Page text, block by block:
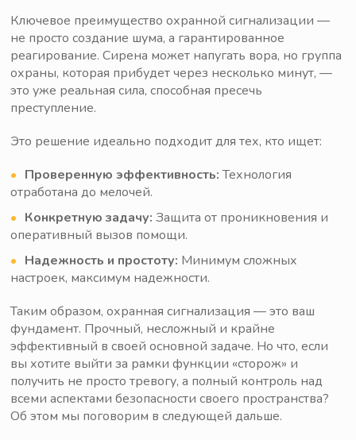
Ключевое преимущество охранной сигнализации —
не просто создание шума, а гарантированное
реагирование. Сирена может напугать вора, но группа
охраны, которая прибудет через несколько минут, —
это уже реальная сила, способная пресечь
преступление.
Это решение идеально подходит для тех, кто ищет:
Проверенную эффективность:Технология
отработана до мелочей.
Конкретную задачу:Защита от проникновения и
оперативный вызов помощи.
Надежность и простоту: Минимум сложных
настроек, максимум надежности.
Таким образом, охранная сигнализация — это ваш
фундамент. Прочный, несложный и крайне
эффективный в своей основной задаче. Но что, если
вы хотите выйти за рамки функции «сторож» и
получить не просто тревогу, а полный контроль над
всеми аспектами безопасности своего пространства?
Об этом мы поговорим в следующей дальше.